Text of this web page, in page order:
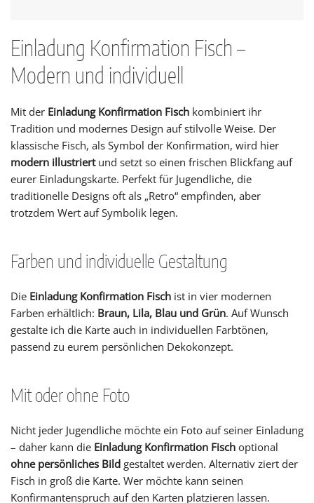
Einladung Konfirmation Fisch –
Modern und individuell
Mit der Einladung Konfirmation Fisch kombiniert ihr
Tradition und modernes Design auf stilvolle Weise. Der
klassische Fisch, als Symbol der Konfirmation, wird hier
modern illustriertund setzt so einen frischen Blickfang auf
eurer Einladungskarte. Perfekt für Jugendliche, die
traditionelle Designs oft als „Retro“ empfinden, aber
trotzdem Wert auf Symbolik legen.
Farben und individuelle Gestaltung
Die Einladung Konfirmation Fisch ist in vier modernen
Farben erhältlich: Braun, Lila, Blau und Grün. Auf Wunsch
gestalte ich die Karte auch in individuellen Farbtönen,
passend zu eurem persönlichen Dekokonzept.
Mit oder ohne Foto
Nicht jeder Jugendliche möchte ein Foto auf seiner Einladung
– daher kann die Einladung Konfirmation Fisch optional
ohne persönliches Bild gestaltet werden. Alternativ ziert der
Fisch in groß die Karte. Wer möchte kann seinen
Konfirmantenspruch auf den Karten platzieren lassen.